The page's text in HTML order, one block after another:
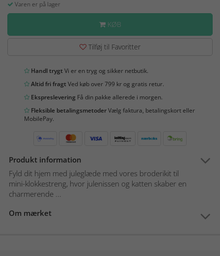
Varen er på lager
KØB
Tilføj til Favoritter
Handl trygtVi er en tryg og sikker netbutik.
Altid fri fragtVed køb over 799 kr og gratis retur.
Ekspreslevering Få din pakke allerede i morgen.
Fleksible betalingsmetoderVælg faktura, betalingskort eller
MobilePay.
Produkt information
Fyld dit hjem med juleglæde med vores broderikit til
mini-klokkestreng, hvor julenissen og katten skaber en
charmerende ...
Om mærket